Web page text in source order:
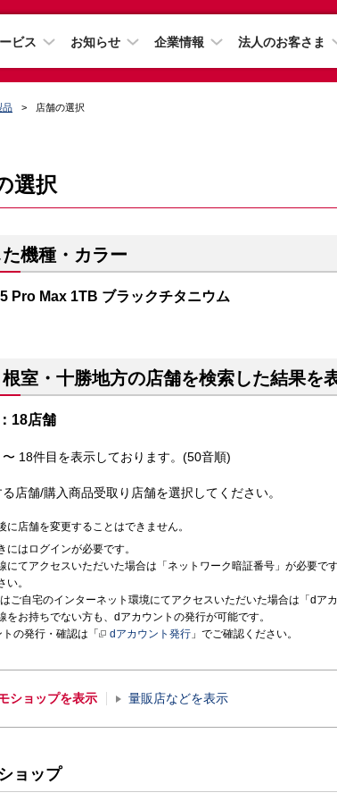
ビス お知らせ 企業情報 法人のお客さま
品 店舗の選択
選択
機種・カラー
Pro Max 1TB ブラックチタニウム
室・十勝地方の店舗を検索した結果を
18店舗
18件目を表示しております。(50音順)
店舗/購入商品受取り店舗を選択してください。
に店舗を変更することはできません。
にはログインが必要です。
にてアクセスいただいた場合は「ネットワーク暗証番号」が必要で
い。
ご自宅のインターネット環境にてアクセスいただいた場合は「dア
をお持ちでない方も、dアカウントの発行が可能です。
の発行・確認は「
dアカウント発行 」でご確認ください。
ショップを表示 量販店などを表示
ョップ